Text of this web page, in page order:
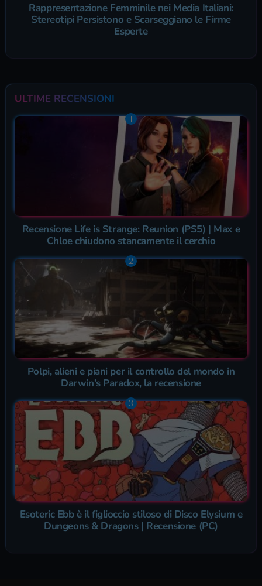
Rappresentazione Femminile nei Media Italiani:
Stereotipi Persistono e Scarseggiano le Firme
Esperte
ULTIME RECENSIONI
Recensione Life is Strange: Reunion (PS5) | Max e
Chloe chiudono stancamente il cerchio
Polpi, alieni e piani per il controllo del mondo in
Darwin’s Paradox, la recensione
Esoteric Ebb è il figlioccio stiloso di Disco Elysium e
Dungeons & Dragons | Recensione (PC)